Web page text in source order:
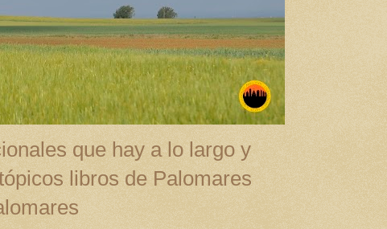
que hay a lo largo y
libros de Palomares